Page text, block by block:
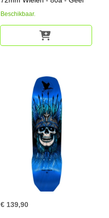
Beschikbaar.
€ 139,90